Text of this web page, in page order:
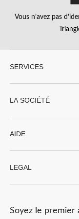
Vous n’avez pas
SERVICES
LA SOCIÉTÉ
AIDE
LEGAL
Soyez le premier